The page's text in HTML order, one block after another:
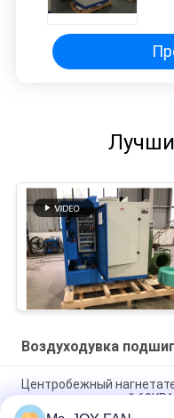
Воздуходувка
Центробежный
высокоскоростной